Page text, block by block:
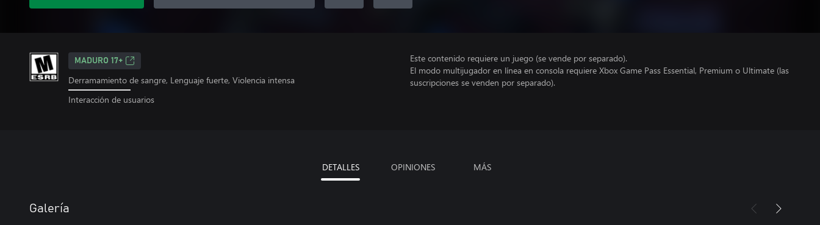
MADURO 17+
Derramamiento de sangre, Lenguaje fuerte, Violencia intensa
Interacción de usuarios
Este contenido requiere un juego (se vende por separado).
El modo multijugador en línea en consola requiere Xbox Game Pass Essential, Premium o Ultimate (las
suscripciones se venden por separado).
DETALLES OPINIONES MÁS
Galería